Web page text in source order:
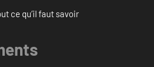
ce qu’il faut savoir